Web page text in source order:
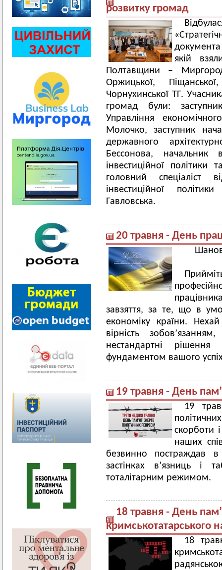
розвитку громад
якій
Полтавщини –
Оржицької,
Чорнухинської ТГ.
громад були:
Управління
Молочко, заступник
державного
Бессонова, начальник
інвестиційної
головний спеціаліст
інвестиційної
Гавловська.
20 травня - День
завзяття, за те, що в
економіку країни.
вірність
нестандартні
фундаментом вашого
19 травня - День
19
скорботи
наших
безвинно постраждав
застінках в’язниць і
тоталітарним режимом.
18 травня - День
кримськотатарського
18